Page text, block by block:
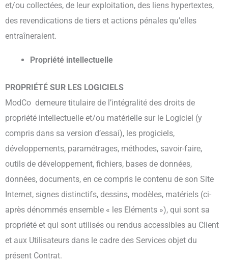
et/ou collectées, de leur exploitation, des liens hypertextes,
des revendications de tiers et actions pénales qu’elles
entraîneraient.
Propriété intellectuelle
PROPRIÉTÉ SUR LES LOGICIELS
ModCo demeure titulaire de l’intégralité des droits de
propriété intellectuelle et/ou matérielle sur le Logiciel (y
compris dans sa version d’essai), les progiciels,
développements, paramétrages, méthodes, savoir-faire,
outils de développement, fichiers, bases de données,
données, documents, en ce compris le contenu de son Site
Internet, signes distinctifs, dessins, modèles, matériels (ci-
après dénommés ensemble « les Eléments »), qui sont sa
propriété et qui sont utilisés ou rendus accessibles au Client
et aux Utilisateurs dans le cadre des Services objet du
présent Contrat.